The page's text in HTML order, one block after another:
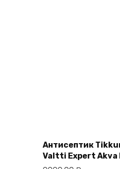
Антисептик
Valtti Expert Akva